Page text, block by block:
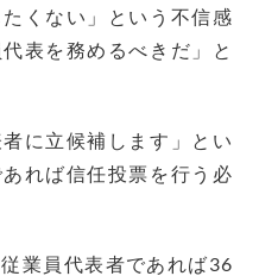
くない」という不信感
表を務めるべきだ」と
に立候補します」とい
れば信任投票を行う必
業員代表者であれば36